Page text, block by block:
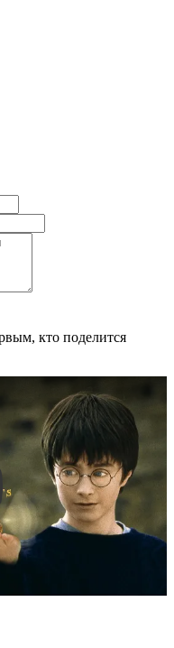
кто поделится
трейлер